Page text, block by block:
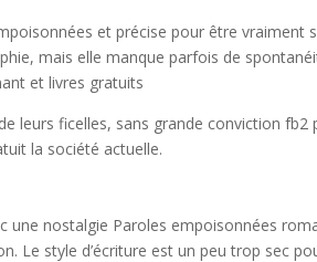
et précise pour être vraiment
mais elle manque parfois de
et livres gratuits
leurs ficelles, sans grande conviction fb2
la société actuelle.
une nostalgie Paroles empoisonnées
Le style d’écriture est un peu trop sec